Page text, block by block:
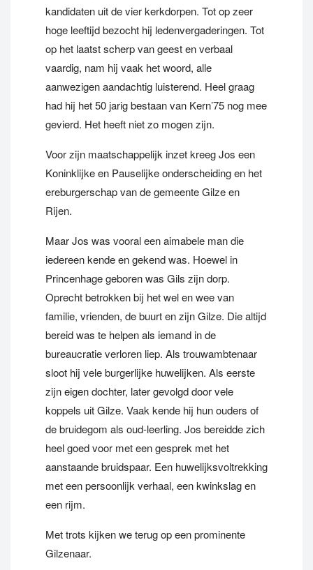
kandidaten uit de vier kerkdorpen. Tot op zeer
hoge leeftijd bezocht hij ledenvergaderingen. Tot
op het laatst scherp van geest en verbaal
vaardig, nam hij vaak het woord, alle
aanwezigen aandachtig luisterend. Heel graag
had hij het 50 jarig bestaan van Kern’75 nog mee
gevierd. Het heeft niet zo mogen zijn.
Voor zijn maatschappelijk inzet kreeg Jos een
Koninklijke en Pauselijke onderscheiding en het
ereburgerschap van de gemeente Gilze en
Rijen.
Maar Jos was vooral een aimabele man die
iedereen kende en gekend was. Hoewel in
Princenhage geboren was Gils zijn dorp.
Oprecht betrokken bij het wel en wee van
familie, vrienden, de buurt en zijn Gilze. Die altijd
bereid was te helpen als iemand in de
bureaucratie verloren liep. Als trouwambtenaar
sloot hij vele burgerlijke huwelijken. Als eerste
zijn eigen dochter, later gevolgd door vele
koppels uit Gilze. Vaak kende hij hun ouders of
de bruidegom als oud-leerling. Jos bereidde zich
heel goed voor met een gesprek met het
aanstaande bruidspaar. Een huwelijksvoltrekking
met een persoonlijk verhaal, een kwinkslag en
een rijm.
Met trots kijken we terug op een prominente
Gilzenaar.